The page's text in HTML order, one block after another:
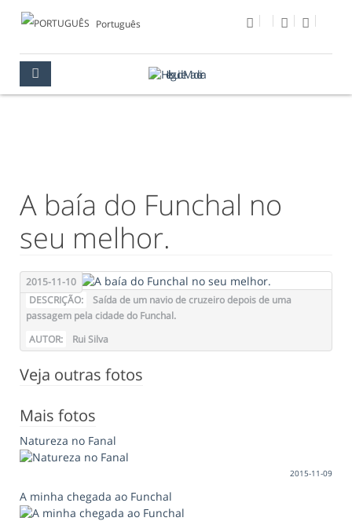
Português
A baía do Funchal no
seu melhor.
2015-11-10
DESCRIÇÃO:
Saída de um navio de cruzeiro depois de uma
passagem pela cidade do Funchal.
AUTOR:
Rui Silva
Veja outras fotos
Mais fotos
Natureza no Fanal
2015-11-09
A minha chegada ao Funchal